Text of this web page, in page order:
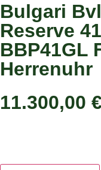
Bulgari
Reserve
BBP41GL
Herrenuhr
11.300,00